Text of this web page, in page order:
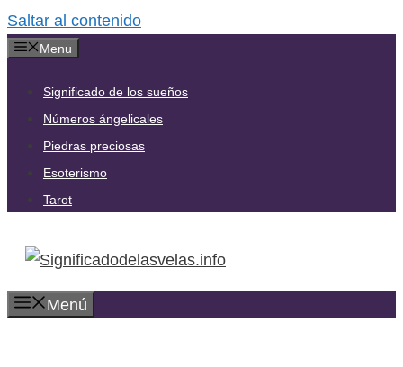
Saltar al contenido
Menu
Significado de los sueños
Números ángelicales
Piedras preciosas
Esoterismo
Tarot
Menú